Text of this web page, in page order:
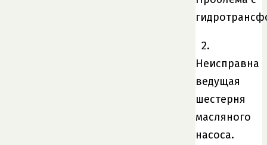
2.
Неисправна
ведущая
шестерня
масляного
насоса.